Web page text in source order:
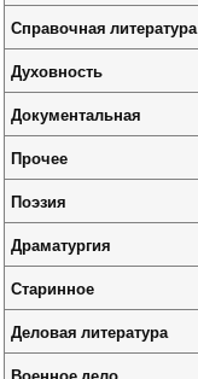
Справочная литература
Духовность
Документальная
Прочее
Поэзия
Драматургия
Старинное
Деловая литература